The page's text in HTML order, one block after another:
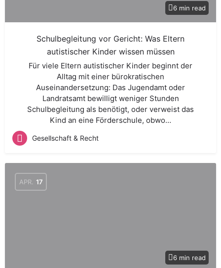
6 min read
Schulbegleitung vor Gericht: Was Eltern
autistischer Kinder wissen müssen
Für viele Eltern autistischer Kinder beginnt der
Alltag mit einer bürokratischen
Auseinandersetzung: Das Jugendamt oder
Landratsamt bewilligt weniger Stunden
Schulbegleitung als benötigt, oder verweist das
Kind an eine Förderschule, obwo…
Gesellschaft & Recht
APR. 17
6 min read